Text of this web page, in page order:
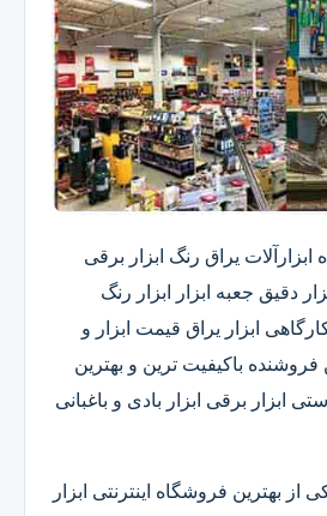
یراق رنگ ابزار برقی
دقیق​ جعبه ابزار ابزار رنگ
ابزار یراق قیمت ابزار و
باکیفیت ترین و بهترین
ابزار برقی ابزار بادی و باغبانی
از بهترین فروشگاه اینترنتی ابزار